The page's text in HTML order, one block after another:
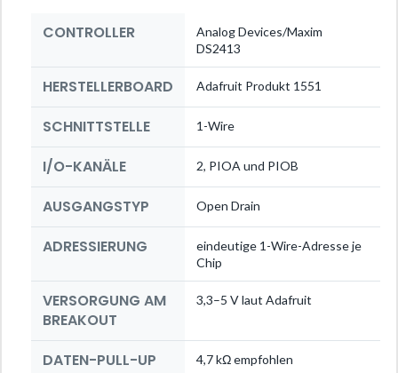
CONTROLLER
Analog Devices/Maxim
DS2413
HERSTELLERBOARD Adafruit Produkt 1551
SCHNITTSTELLE 1-Wire
I/O-KANÄLE 2, PIOA und PIOB
AUSGANGSTYP Open Drain
ADRESSIERUNG
eindeutige 1-Wire-Adresse je
Chip
VERSORGUNG AM
BREAKOUT
3,3–5 V laut Adafruit
DATEN-PULL-UP 4,7 kΩ empfohlen